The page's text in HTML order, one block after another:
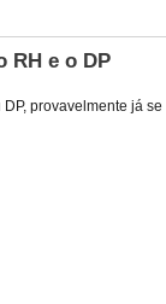
RH e o DP
provavelmente já se